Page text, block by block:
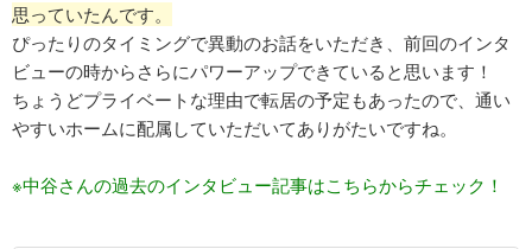
思っていたんです。
ぴったりのタイミングで異動のお話をいただき、前回のインタ
ビューの時からさらにパワーアップできていると思います！
ちょうどプライベートな理由で転居の予定もあったので、通い
やすいホームに配属していただいてありがたいですね。
※中谷さんの過去のインタビュー記事はこちらからチェック！